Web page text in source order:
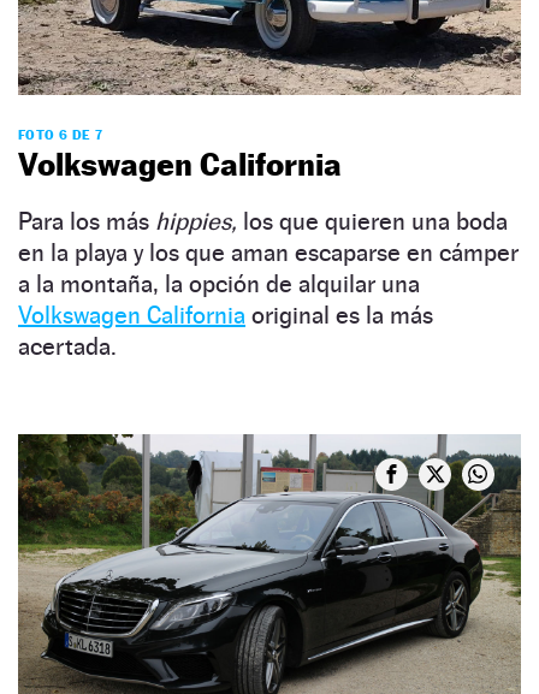
FOTO 6 DE 7
Volkswagen California
Para los más hippies, los que quieren una boda
en la playa y los que aman escaparse en cámper
a la montaña, la opción de alquilar una
Volkswagen California original es la más
acertada.